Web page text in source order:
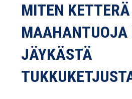
MITEN KETTERÄ
MAAHANTUOJA
JÄYKÄSTÄ